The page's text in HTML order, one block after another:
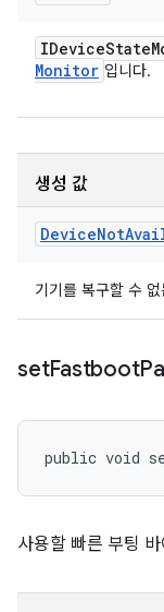
IDeviceState
Monitor 입니다.
생성 값
DeviceNot
기기를 복구할 수
setFastboot
public void
사용할 빠른 부팅